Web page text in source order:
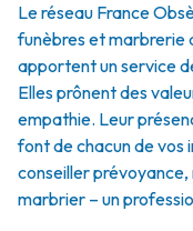
Le réseau France
funèbres et marbrerie
apportent un service
Elles prônent des
empathie. Leur
font de chacun de vos
conseiller
marbrier – un